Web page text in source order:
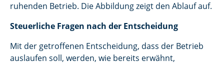
ruhenden Betrieb. Die Abbildung zeigt den Ablauf auf.
Steuerliche Fragen nach der Entscheidung
Mit der getroffenen Entscheidung, dass der Betrieb
auslaufen soll, werden, wie bereits erwähnt,